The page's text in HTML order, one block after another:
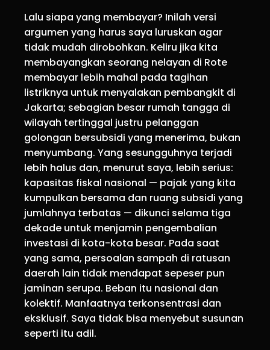
Lalu siapa yang membayar? Inilah versi
argumen yang harus saya luruskan agar
tidak mudah dirobohkan. Keliru jika kita
membayangkan seorang nelayan di Rote
membayar lebih mahal pada tagihan
listriknya untuk menyalakan pembangkit di
Jakarta; sebagian besar rumah tangga di
wilayah tertinggal justru pelanggan
golongan bersubsidi yang menerima, bukan
menyumbang. Yang sesungguhnya terjadi
lebih halus dan, menurut saya, lebih serius:
kapasitas fiskal nasional — pajak yang kita
kumpulkan bersama dan ruang subsidi yang
jumlahnya terbatas — dikunci selama tiga
dekade untuk menjamin pengembalian
investasi di kota-kota besar. Pada saat
yang sama, persoalan sampah di ratusan
daerah lain tidak mendapat sepeser pun
jaminan serupa. Beban itu nasional dan
kolektif. Manfaatnya terkonsentrasi dan
eksklusif. Saya tidak bisa menyebut susunan
seperti itu adil.